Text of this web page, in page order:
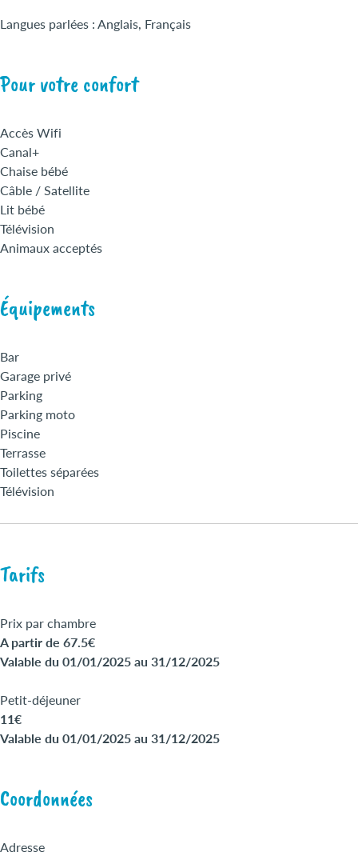
Langues parlées : Anglais, Français
Pour votre confort
Accès Wifi
Canal+
Chaise bébé
Câble / Satellite
Lit bébé
Télévision
Animaux acceptés
Équipements
Bar
Garage privé
Parking
Parking moto
Piscine
Terrasse
Toilettes séparées
Télévision
Tarifs
Prix par chambre
A partir de 67.5€
Valable du 01/01/2025 au 31/12/2025
Petit-déjeuner
11€
Valable du 01/01/2025 au 31/12/2025
Coordonnées
Adresse